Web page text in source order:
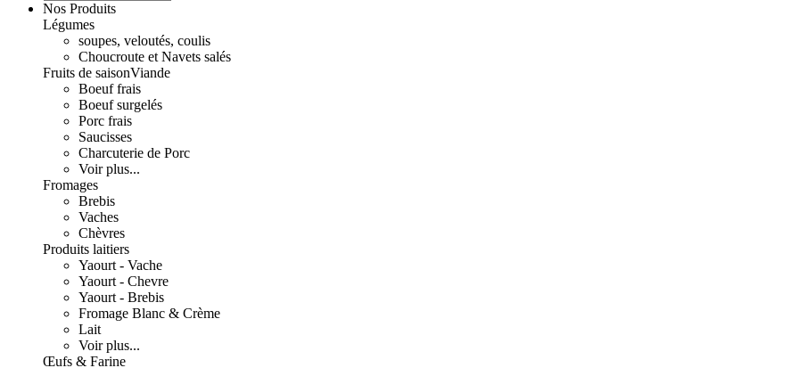
Nos Produits
Légumes
soupes, veloutés, coulis
Choucroute et Navets salés
Fruits de saisonViande
Boeuf frais
Boeuf surgelés
Porc frais
Saucisses
Charcuterie de Porc
Voir plus...
Fromages
Brebis
Vaches
Chèvres
Produits laitiers
Yaourt - Vache
Yaourt - Chevre
Yaourt - Brebis
Fromage Blanc & Crème
Lait
Voir plus...
Œufs & Farine